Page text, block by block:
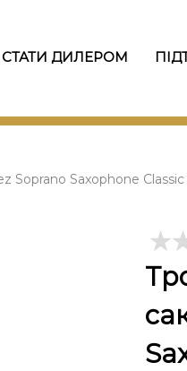
СТАТИ ДИЛЕРОМ
Soprano Saxophone Classic